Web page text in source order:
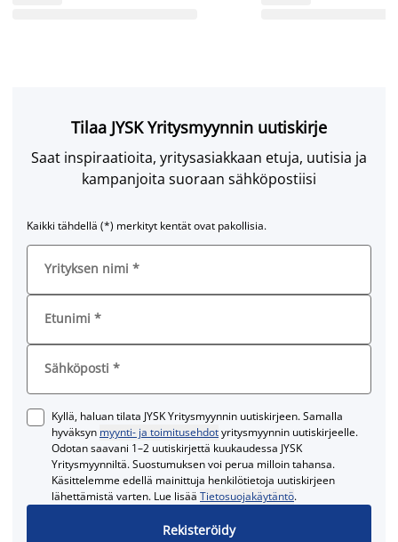
Tilaa JYSK Yritysmyynnin uutiskirje
Saat inspiraatioita, yritysasiakkaan etuja, uutisia ja
kampanjoita suoraan sähköpostiisi
Kaikki tähdellä (*) merkityt kentät ovat pakollisia.
Yrityksen nimi *
Etunimi *
Sähköposti *
Kyllä, haluan tilata JYSK Yritysmyynnin uutiskirjeen. Samalla
hyväksyn myynti- ja toimitusehdotyritysmyynnin uutiskirjeelle.
Odotan saavani 1–2 uutiskirjettä kuukaudessa JYSK
Yritysmyynniltä. Suostumuksen voi perua milloin tahansa.
Käsittelemme edellä mainittuja henkilötietoja uutiskirjeen
lähettämistä varten. Lue lisää Tietosuojakäytäntö.
Rekisteröidy